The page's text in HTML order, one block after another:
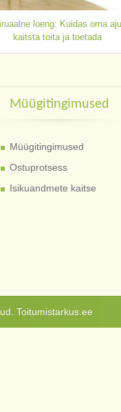
loeng: Kuidas oma aju
kaitsta toita ja toetada
Müügitingimused
Müügitingimused
Ostuprotsess
Isikuandmete kaitse
Toitumistarkus.ee